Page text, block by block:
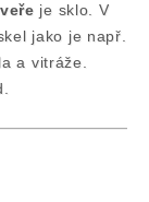
je sklo. V
jako je např.
a vitráže.